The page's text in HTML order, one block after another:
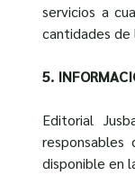
servicios a
cantidades de
5.
Editorial
disponible en